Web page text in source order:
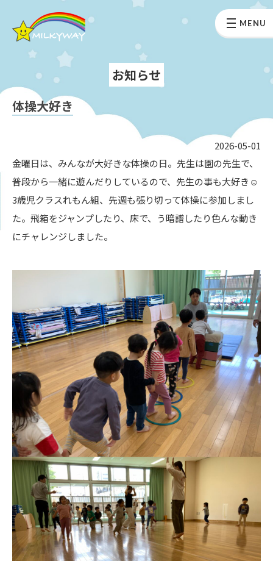
MENU
お知らせ
体操大好き
2026-05-01
金曜日は、みんなが大好きな体操の日。先生は園の先生で、
普段から一緒に遊んだりしているので、先生の事も大好き☺
3歳児クラスれもん組、先週も張り切って体操に参加しまし
た。飛箱をジャンプしたり、床で、う暗譜したり色んな動き
にチャレンジしました。